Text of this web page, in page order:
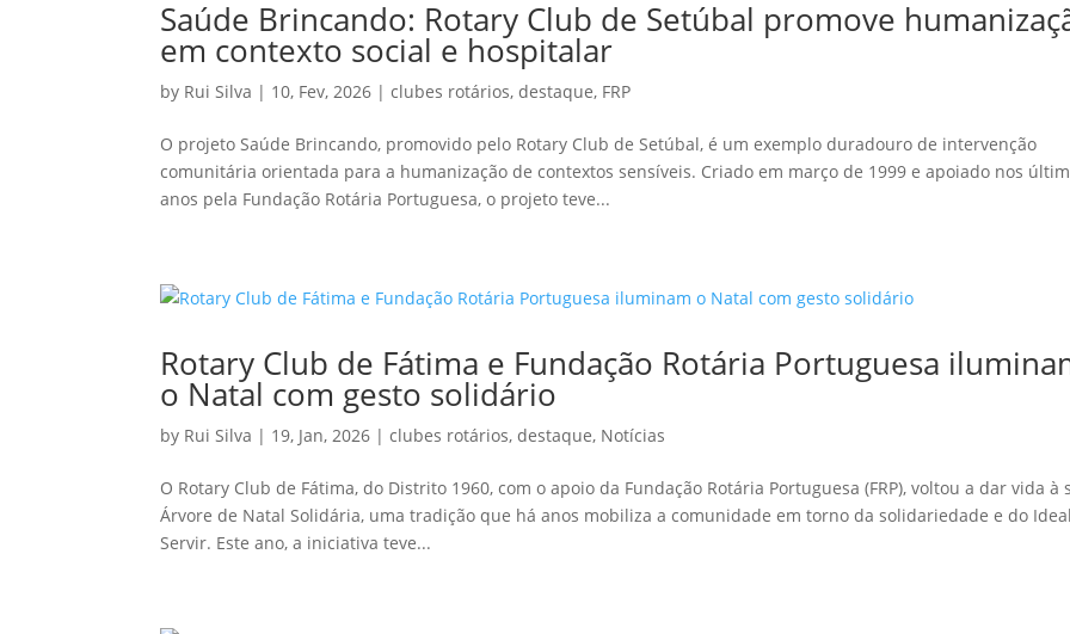
Saúde Brincando: Rotary Club de Setúbal promove
em contexto social e hospitalar
by Rui Silva | 10, Fev, 2026 |clubes rotários,destaque, FRP
O projeto Saúde Brincando, promovido pelo Rotary Club de Setúbal, é um exemplo duradouro de intervenção
comunitária orientada para a humanização de contextos sensíveis. Criado em março de 1999 e apoiado nos
anos pela Fundação Rotária Portuguesa, o projeto teve...
Rotary Club de Fátima e Fundação Rotária Portuguesa
o Natal com gesto solidário
by Rui Silva | 19, Jan, 2026 |clubes rotários,destaque, Notícias
O Rotary Club de Fátima, do Distrito 1960, com o apoio da Fundação Rotária Portuguesa (FRP), voltou a dar vida à
Árvore de Natal Solidária, uma tradição que há anos mobiliza a comunidade em torno da solidariedade e do
Servir. Este ano, a iniciativa teve...